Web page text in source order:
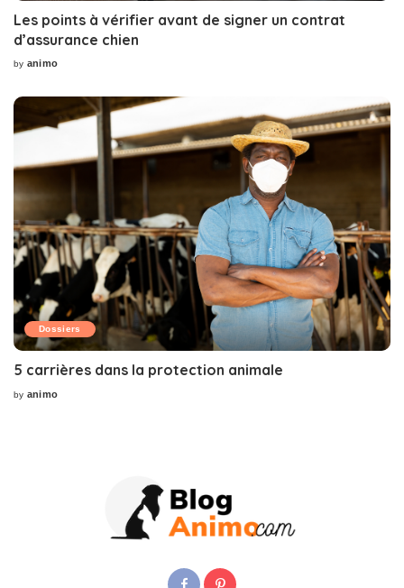
Les points à vérifier avant de signer un contrat
d’assurance chien
Posted
by animo
Dossiers
5 carrières dans la protection animale
Posted
by animo